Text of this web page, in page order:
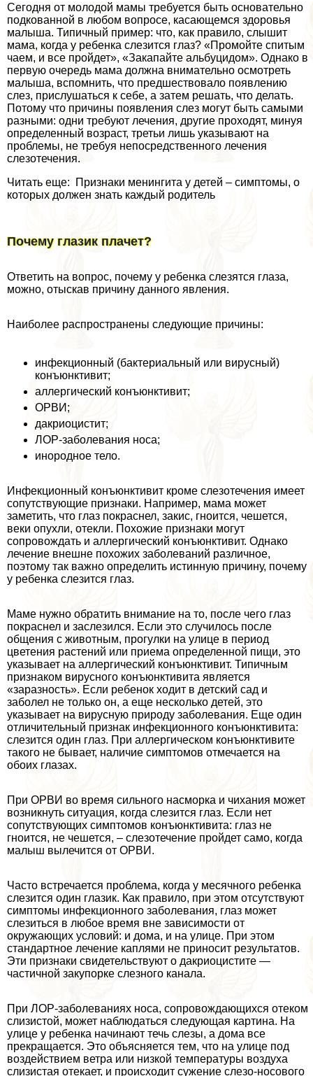
Сегодня от молодой мамы требуется быть основательно
подкованной в любом вопросе, касающемся здоровья
малыша. Типичный пример: что, как правило, слышит
мама, когда у ребенка слезится глаз? «Промойте спитым
чаем, и все пройдет», «Закапайте альбуцидом». Однако в
первую очередь мама должна внимательно осмотреть
малыша, вспомнить, что предшествовало появлению
слез, прислушаться к себе, а затем решать, что делать.
Потому что причины появления слез могут быть самыми
разными: одни требуют лечения, другие проходят, минуя
определенный возраст, третьи лишь указывают на
проблемы, не требуя непосредственного лечения
слезотечения.
Читать еще: Признаки менингита у детей – симптомы, о
которых должен знать каждый родитель
Почему глазик плачет?
Ответить на вопрос, почему у ребенка слезятся глаза,
можно, отыскав причину данного явления.
Наиболее распространены следующие причины:
инфекционный (бактериальный или вирусный)
конъюнктивит;
аллергический конъюнктивит;
ОРВИ;
дакриоцистит;
ЛОР-заболевания носа;
инородное тело.
Инфекционный конъюнктивит кроме слезотечения имеет
сопутствующие признаки. Например, мама может
заметить, что глаз покраснел, закис, гноится, чешется,
веки опухли, отекли. Похожие признаки могут
сопровождать и аллергический конъюнктивит. Однако
лечение внешне похожих заболеваний различное,
поэтому так важно определить истинную причину, почему
у ребенка слезится глаз.
Маме нужно обратить внимание на то, после чего глаз
покраснел и заслезился. Если это случилось после
общения с животным, прогулки на улице в период
цветения растений или приема определенной пищи, это
указывает на аллергический конъюнктивит. Типичным
признаком вирусного конъюнктивита является
«заразность». Если ребенок ходит в детский сад и
заболел не только он, а еще несколько детей, это
указывает на вирусную природу заболевания. Еще один
отличительный признак инфекционного конъюнктивита:
слезится один глаз. При аллергическом конъюнктивите
такого не бывает, наличие симптомов отмечается на
обоих глазах.
При ОРВИ во время сильного насморка и чихания может
возникнуть ситуация, когда слезится глаз. Если нет
сопутствующих симптомов конъюнктивита: глаз не
гноится, не чешется, – слезотечение пройдет само, когда
малыш вылечится от ОРВИ.
Часто встречается проблема, когда у мecячного ребенка
слезится один глазик. Как правило, при этом отсутствуют
симптомы инфекционного заболевания, глаз может
слезиться в любое время вне зависимости от
окружающих условий: и дома, и на улице. При этом
стандартное лечение каплями не приносит результатов.
Эти признаки свидетельствуют о дакриоцистите —
частичной закупорке слезного канала.
При ЛОР-заболеваниях носа, сопровождающихся отеком
слизистой, может наблюдаться следующая картина. На
улице у ребенка начинают течь слезы, а дома все
прекращается. Это объясняется тем, что на улице под
воздействием ветра или низкой температуры воздуха
слизистая отекает, и происходит сужение слезо-носового